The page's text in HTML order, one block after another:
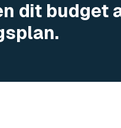
dit budget